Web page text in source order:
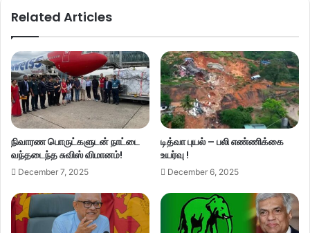
Related Articles
நிவாரண பொருட்களுடன் நாட்டை
வந்தடைந்த சுவிஸ் விமானம்!
December 7, 2025
டித்வா புயல் – பலி எண்ணிக்கை
உயர்வு !
December 6, 2025